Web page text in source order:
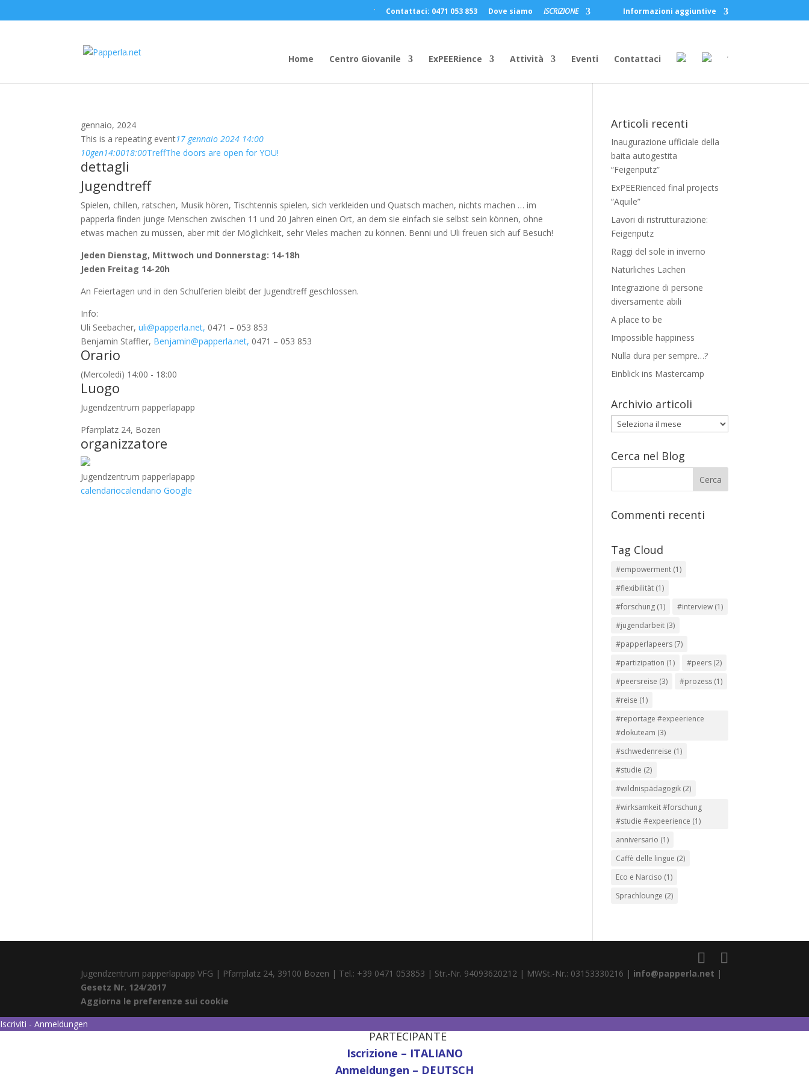
Contattaci: 0471 053 853 Dove siamo ISCRIZIONE Informazioni aggiuntive
Home Centro Giovanile ExPEERience Attività Eventi Contattaci
gennaio, 2024
This is a repeating event17 gennaio 2024 14:00
10gen14:0018:00TreffThe doors are open for YOU!
dettagli
Jugendtreff
Spielen, chillen, ratschen, Musik hören, Tischtennis spielen, sich verkleiden und Quatsch machen, nichts machen … im
papperla finden junge Menschen zwischen 11 und 20 Jahren einen Ort, an dem sie einfach sie selbst sein können, ohne
etwas machen zu müssen, aber mit der Möglichkeit, sehr Vieles machen zu können. Benni und Uli freuen sich auf Besuch!
Jeden Dienstag, Mittwoch und Donnerstag: 14-18h
Jeden Freitag 14-20h
An Feiertagen und in den Schulferien bleibt der Jugendtreff geschlossen.
Info:
Uli Seebacher,uli@papperla.net, 0471 – 053 853
Benjamin Staffler, Benjamin@papperla.net, 0471 – 053 853
Orario
(Mercoledi) 14:00 - 18:00
Luogo
Jugendzentrum papperlapapp
Pfarrplatz 24, Bozen
organizzatore
Jugendzentrum papperlapapp
calendariocalendario Google
Articoli recenti
Inaugurazione ufficiale della
baita autogestita
“Feigenputz”
ExPEERienced final projects
“Aquile”
Lavori di ristrutturazione:
Feigenputz
Raggi del sole in inverno
Natürliches Lachen
Integrazione di persone
diversamente abili
A place to be
Impossible happiness
Nulla dura per sempre…?
Einblick ins Mastercamp
Archivio articoli
Archivio
articoli
Cerca nel Blog
Commenti recenti
Tag Cloud
#empowerment (1)
#flexibilität (1)
#forschung (1) #interview (1)
#jugendarbeit (3)
#papperlapeers (7)
#partizipation (1) #peers (2)
#peersreise (3) #prozess (1)
#reise (1)
#reportage #expeerience
#dokuteam (3)
#schwedenreise (1)
#studie (2)
#wildnispädagogik (2)
#wirksamkeit #forschung
#studie #expeerience (1)
anniversario (1)
Caffè delle lingue (2)
Eco e Narciso (1)
Sprachlounge (2)
Jugendzentrum papperlapapp VFG | Pfarrplatz 24, 39100 Bozen | Tel.: +39 0471 053853 | Str.-Nr. 94093620212 | MWSt.-Nr.: 03153330216 | info@papperla.net |
Gesetz Nr. 124/2017
Aggiorna le preferenze sui cookie
Iscriviti - Anmeldungen
PARTECIPANTE
Iscrizione – ITALIANO
Anmeldungen – DEUTSCH